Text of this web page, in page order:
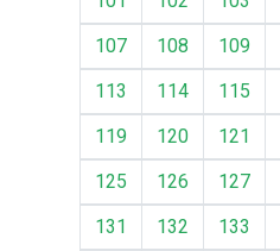
107
108 109
113
114 115
119
120 121
125
126 127
131
132 133